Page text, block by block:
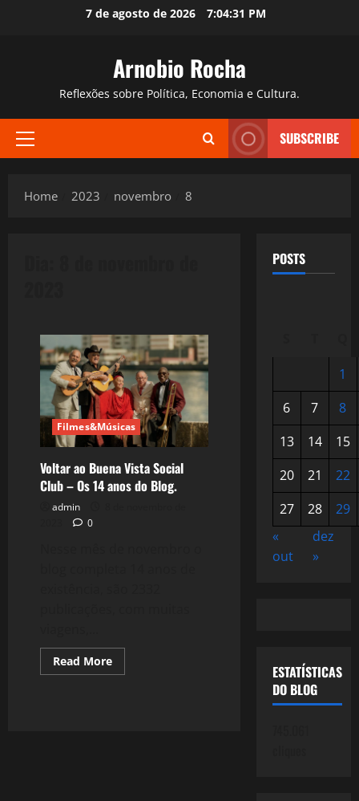
7 de agosto de 2026 7:04:32 PM
Arnobio Rocha
Reflexões sobre Política, Economia e Cultura.
Primary
SUBSCRIBE
Home 2023 novembro 8
Filmes&Músicas
Voltar ao Buena Vista Social
Club – Os 14 anos do Blog.
admin
0
Read MoreRead
more
POSTS
1
6
7
8
13
14
15
20
21
22
27
28
29
«
out
dez
»
ESTATÍSTICAS
DO BLOG